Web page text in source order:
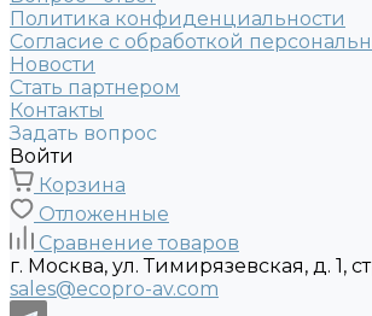
Политика конфиденциальности
Согласие с обработкой
Новости
Стать партнером
Контакты
Задать вопрос
Войти
Корзина
Отложенные
Сравнение товаров
г. Москва, ул. Тимирязевская, д. 1,
sales@ecopro-av.com